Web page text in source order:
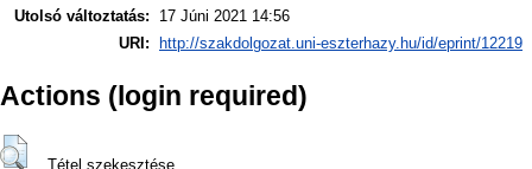
Utolsó változtatás:
17 Júni 2021 14:56
URI:
http://szakdolgozat.uni-eszterhazy.hu/id/eprint/12219
Actions (login required)
Tétel szekesztése